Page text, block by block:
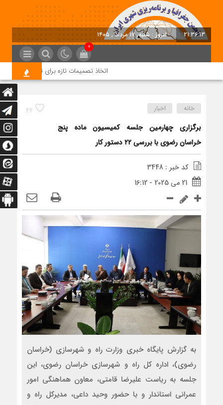
21:36:13 امروز : شنبه, ۱۷ مرداد , ۱۴۰۵
0
اتخاذ تصمیمات تازه برای تسریع در روند
44 خانه اخبار
برگزاری چهارمین جلسه کمیسیون ماده پنج
خراسان رضوی با بررسی ۲۲ دستور کار
کد خبر : 3448
21 می 2025 - 16:12
به گزارش پایگاه خبری وزارت راه و شهرسازی (خراسان
رضوی)، اداره کل راه و شهرسازی خراسان رضوی، این
جلسه به ریاست علیرضا قامتی، معاون هماهنگی امور
عمرانی استاندار و با حضور وحید داعی، مدیرکل راه و